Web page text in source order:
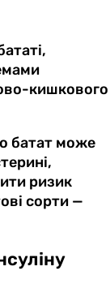
кишкового
батат може
ризик
сорти —